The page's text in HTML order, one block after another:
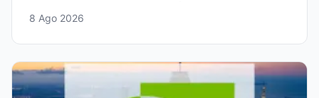
8 Ago 2026